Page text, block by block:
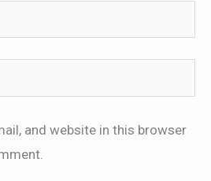
and website in this browser